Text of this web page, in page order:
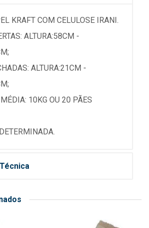
KRAFT COM CELULOSE IRANI.
ALTURA:58CM -
ALTURA:21CM -
10KG OU 20 PÃES